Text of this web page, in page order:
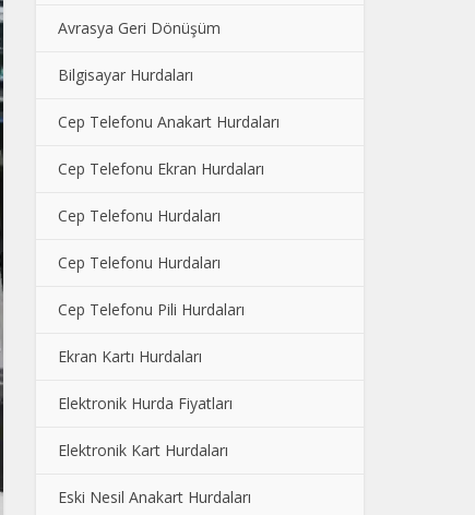
Avrasya Geri Dönüşüm
Bilgisayar Hurdaları
Cep Telefonu Anakart Hurdaları
Cep Telefonu Ekran Hurdaları
Cep Telefonu Hurdaları
Cep Telefonu Hurdaları
Cep Telefonu Pili Hurdaları
Ekran Kartı Hurdaları
Elektronik Hurda Fiyatları
Elektronik Kart Hurdaları
Eski Nesil Anakart Hurdaları